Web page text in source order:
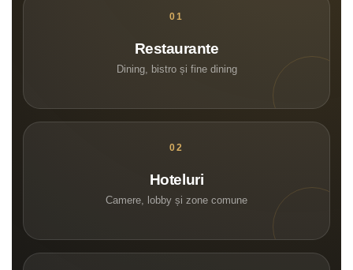
Restaurante
Dining, bistro și fine dining
Hoteluri
Camere, lobby și zone comune